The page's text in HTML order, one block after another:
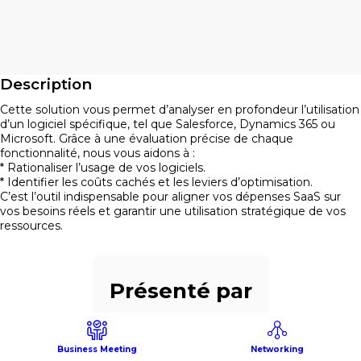
Description
Cette solution vous permet d’analyser en profondeur l’utilisation
d’un logiciel spécifique, tel que Salesforce, Dynamics 365 ou
Microsoft. Grâce à une évaluation précise de chaque
fonctionnalité, nous vous aidons à :
* Rationaliser l’usage de vos logiciels.
* Identifier les coûts cachés et les leviers d’optimisation.
C’est l’outil indispensable pour aligner vos dépenses SaaS sur
vos besoins réels et garantir une utilisation stratégique de vos
ressources.
Présenté par
Business Meeting Networking